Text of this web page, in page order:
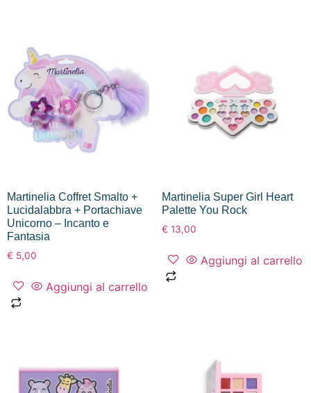
Martinelia Coffret Smalto +
Lucidalabbra + Portachiave
Unicorno – Incanto e
Fantasia
€ 5,00
Aggiungi al carrello
Martinelia Super Girl Heart
Palette You Rock
€ 13,00
Aggiungi al carrello